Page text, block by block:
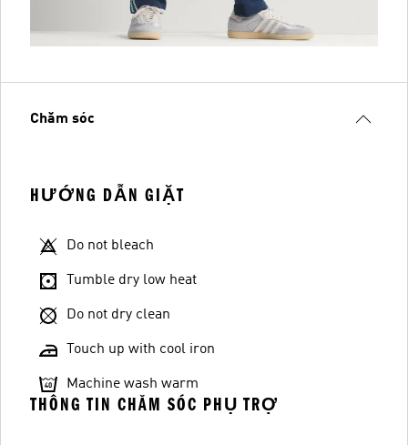
Chăm sóc
HƯỚNG DẪN GIẶT
Do not bleach
Tumble dry low heat
Do not dry clean
Touch up with cool iron
Machine wash warm
THÔNG TIN CHĂM SÓC PHỤ TRỢ